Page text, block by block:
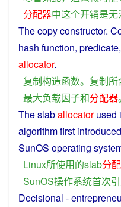
分配器中这个开销是无
Thecopyconstructor.
hash function, predicate,
allocator.
复制构造函数。 复制所
最大负载因子和分配器。
The slaballocator used
algorithmfirst introduced
SunOS operating
Linux所使用的slab分
SunOS操作系统首次
Decisional -